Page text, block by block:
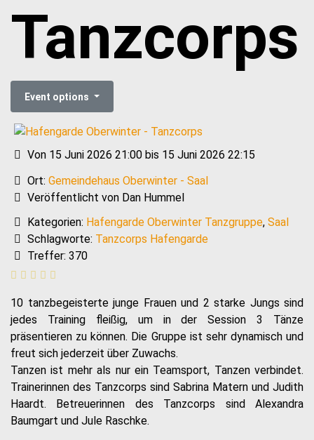
Tanzcorps
Event options
Von 15 Juni 2026 21:00 bis 15 Juni 2026 22:15
Ort: Gemeindehaus Oberwinter - Saal
Veröffentlicht von Dan Hummel
Kategorien: Hafengarde Oberwinter Tanzgruppe, Saal
Schlagworte: Tanzcorps Hafengarde
Treffer: 370
10 tanzbegeisterte junge Frauen und 2 starke Jungs sind
jedes Training fleißig, um in der Session 3 Tänze
präsentieren zu können. Die Gruppe ist sehr dynamisch und
freut sich jederzeit über Zuwachs.
Tanzen ist mehr als nur ein Teamsport, Tanzen verbindet.
Trainerinnen des Tanzcorps sind Sabrina Matern und Judith
Haardt. Betreuerinnen des Tanzcorps sind Alexandra
Baumgart und Jule Raschke.